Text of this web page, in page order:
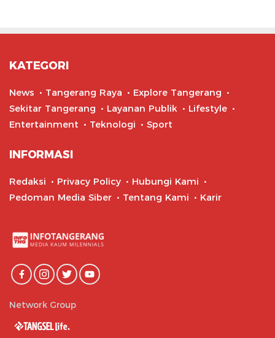
KATEGORI
News Tangerang Raya
Explore Tangerang
Sekitar Tangerang
Layanan Publik
Lifestyle
Entertainment
Teknologi Sport
INFORMASI
Redaksi Privacy Policy
Hubungi Kami
Pedoman Media Siber
Tentang Kami Karir
Network Group